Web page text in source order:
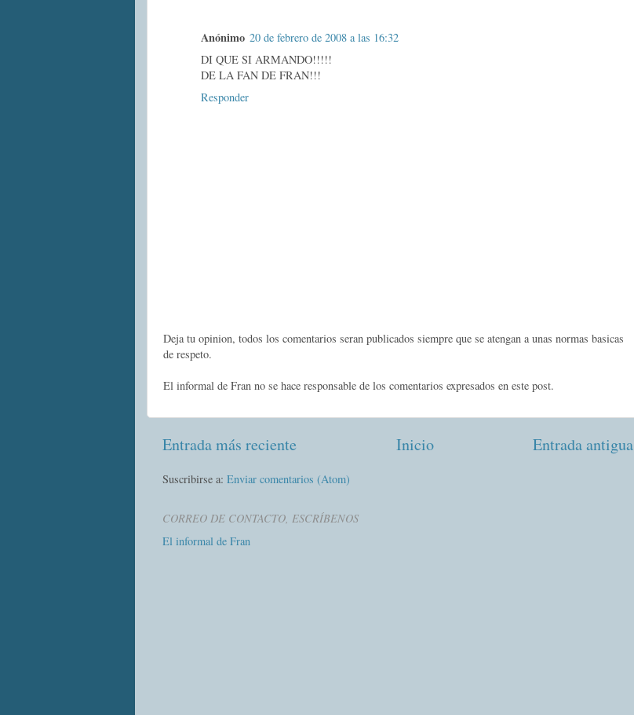
Anónimo 20 de febrero de 2008 a las 16:32
DI QUE SI ARMANDO!!!!!
DE LA FAN DE FRAN!!!
Responder
Deja tu opinion, todos los comentarios seran publicados siempre que se atengan a unas normas basicas
de respeto.
El informal de Fran no se hace responsable de los comentarios expresados en este post.
Entrada más reciente Entrada antigua
Inicio
Suscribirse a: Enviar comentarios (Atom)
CORREO DE CONTACTO, ESCRÍBENOS
El informal de Fran